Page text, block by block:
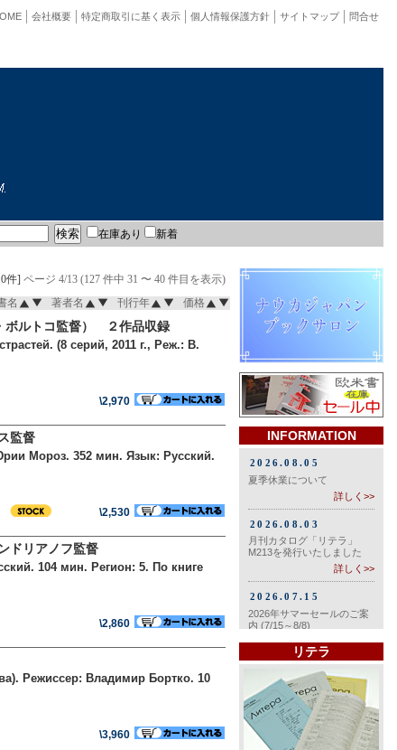
問合せ
サイトマップ
個人情報保護方針
特定商取引に基く表示
会社概要
在庫あり 新着
件] ページ 4/13 (127 件中 31 〜 40 件目を表示)
名 著者名 刊行年 価格
ボルトコ監督） ２作品収録
(8 серий, 2011 г., Реж.: В.
\2,970
監督
Мороз. 352 мин. Язык: Русский.
\2,530
リアノフ監督
104 мин. Регион: 5. По книге
\2,860
Режиссер: Владимир Бортко. 10
\3,960
INFORMATION
リテラ